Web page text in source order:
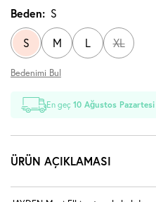
Beden: S
S M L XL
Bedenimi Bul
En geç10 Ağustos Pazartesi
ÜRÜN AÇIKLAMASI